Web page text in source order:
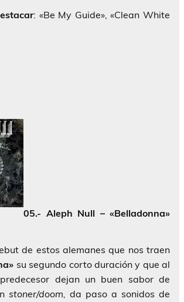
: «Be My Guide», «Clean White
05.- Aleph Null – «Belladonna»
de estos alemanes que nos traen
su segundo corto duración y que al
dejan un buen sabor de
stoner/doom, da paso a sonidos de